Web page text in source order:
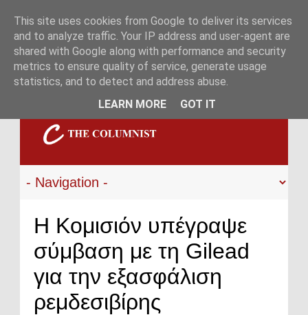
H Κομισιόν υπέγραψε
σύμβαση με τη Gilead
για την εξασφάλιση
ρεμδεσιβίρης
This site uses cookies from Google to deliver its services
and to analyze traffic. Your IP address and user-agent are
shared with Google along with performance and security
metrics to ensure quality of service, generate usage
statistics, and to detect and address abuse.
LEARN MORE
GOT IT